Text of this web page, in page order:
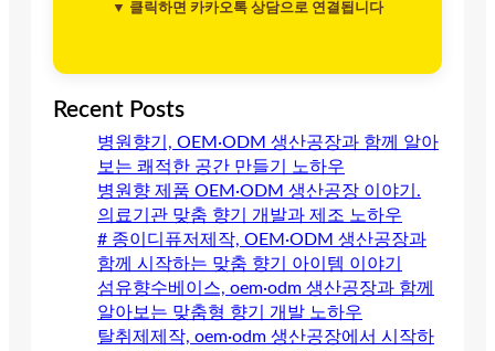
▼ 클릭하면 카카오톡 상담으로 연결됩니다
Recent Posts
병원향기, OEM·ODM 생산공장과 함께 알아
보는 쾌적한 공간 만들기 노하우
병원향 제품 OEM·ODM 생산공장 이야기.
의료기관 맞춤 향기 개발과 제조 노하우
# 종이디퓨저제작, OEM·ODM 생산공장과
함께 시작하는 맞춤 향기 아이템 이야기
섬유향수베이스, oem·odm 생산공장과 함께
알아보는 맞춤형 향기 개발 노하우
탈취제제작, oem·odm 생산공장에서 시작하